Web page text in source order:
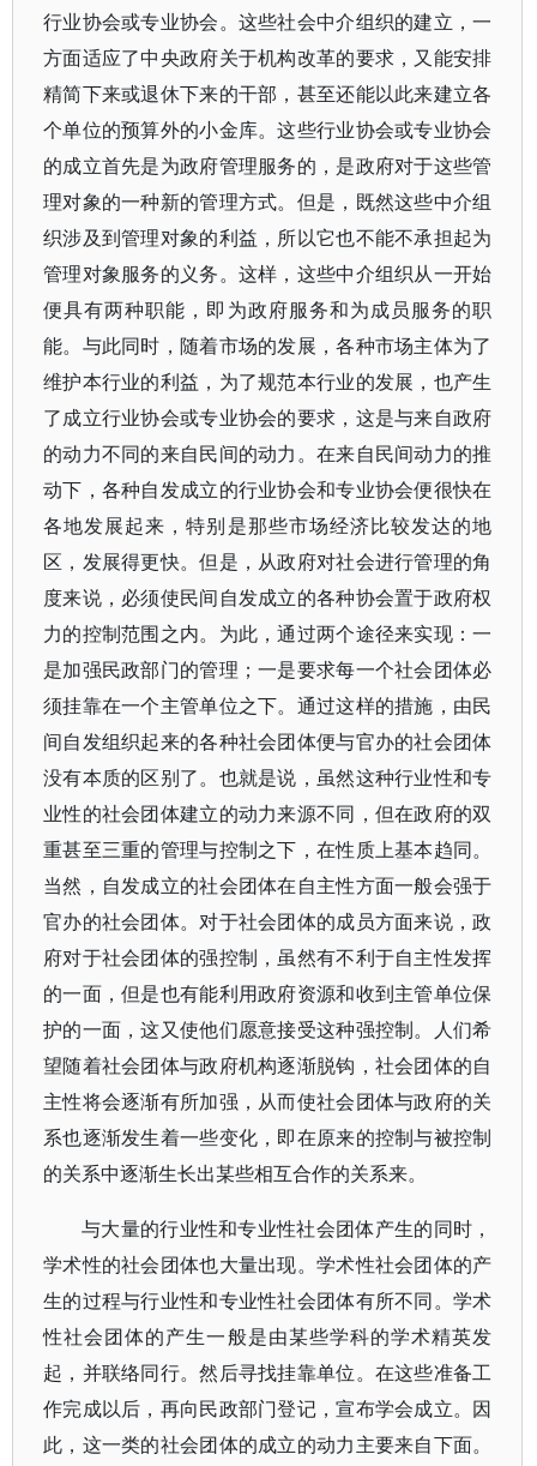
行业协会或专业协会。这些社会中介组织的建立，一
方面适应了中央政府关于机构改革的要求，又能安排
精简下来或退休下来的干部，甚至还能以此来建立各
个单位的预算外的小金库。这些行业协会或专业协会
的成立首先是为政府管理服务的，是政府对于这些管
理对象的一种新的管理方式。但是，既然这些中介组
织涉及到管理对象的利益，所以它也不能不承担起为
管理对象服务的义务。这样，这些中介组织从一开始
便具有两种职能，即为政府服务和为成员服务的职
能。与此同时，随着市场的发展，各种市场主体为了
维护本行业的利益，为了规范本行业的发展，也产生
了成立行业协会或专业协会的要求，这是与来自政府
的动力不同的来自民间的动力。在来自民间动力的推
动下，各种自发成立的行业协会和专业协会便很快在
各地发展起来，特别是那些市场经济比较发达的地
区，发展得更快。但是，从政府对社会进行管理的角
度来说，必须使民间自发成立的各种协会置于政府权
力的控制范围之内。为此，通过两个途径来实现：一
是加强民政部门的管理；一是要求每一个社会团体必
须挂靠在一个主管单位之下。通过这样的措施，由民
间自发组织起来的各种社会团体便与官办的社会团体
没有本质的区别了。也就是说，虽然这种行业性和专
业性的社会团体建立的动力来源不同，但在政府的双
重甚至三重的管理与控制之下，在性质上基本趋同。
当然，自发成立的社会团体在自主性方面一般会强于
官办的社会团体。对于社会团体的成员方面来说，政
府对于社会团体的强控制，虽然有不利于自主性发挥
的一面，但是也有能利用政府资源和收到主管单位保
护的一面，这又使他们愿意接受这种强控制。人们希
望随着社会团体与政府机构逐渐脱钩，社会团体的自
主性将会逐渐有所加强，从而使社会团体与政府的关
系也逐渐发生着一些变化，即在原来的控制与被控制
的关系中逐渐生长出某些相互合作的关系来。
与大量的行业性和专业性社会团体产生的同时，
学术性的社会团体也大量出现。学术性社会团体的产
生的过程与行业性和专业性社会团体有所不同。学术
性社会团体的产生一般是由某些学科的学术精英发
起，并联络同行。然后寻找挂靠单位。在这些准备工
作完成以后，再向民政部门登记，宣布学会成立。因
此，这一类的社会团体的成立的动力主要来自下面。